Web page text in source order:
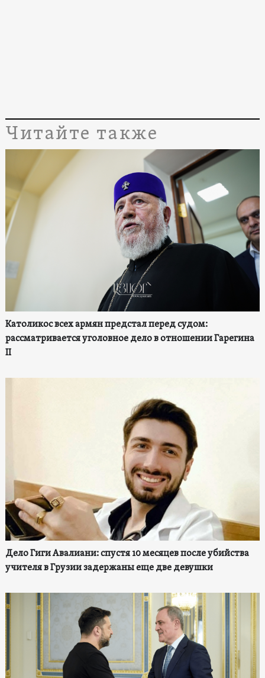
Читайте также
Католикос всех армян предстал перед судом:
рассматривается уголовное дело в отношении Гарегина
II
Дело Гиги Авалиани: спустя 10 месяцев после убийства
учителя в Грузии задержаны еще две девушки